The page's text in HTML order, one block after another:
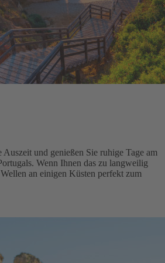
und genießen Sie ruhige Tage am
Wenn Ihnen das zu langweilig
an einigen Küsten perfekt zum